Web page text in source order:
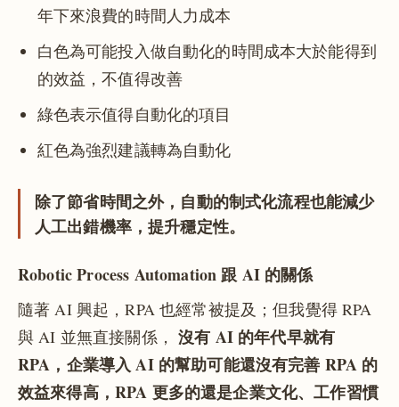
年下來浪費的時間人力成本
白色為可能投入做自動化的時間成本大於能得到
的效益，不值得改善
綠色表示值得自動化的項目
紅色為強烈建議轉為自動化
除了節省時間之外，自動的制式化流程也能減少
人工出錯機率，提升穩定性。
Robotic Process Automation 跟 AI 的關係
隨著 AI 興起，RPA 也經常被提及；但我覺得 RPA
與 AI 並無直接關係，沒有 AI 的年代早就有
RPA，企業導入 AI 的幫助可能還沒有完善 RPA 的
效益來得高，RPA 更多的還是企業文化、工作習慣